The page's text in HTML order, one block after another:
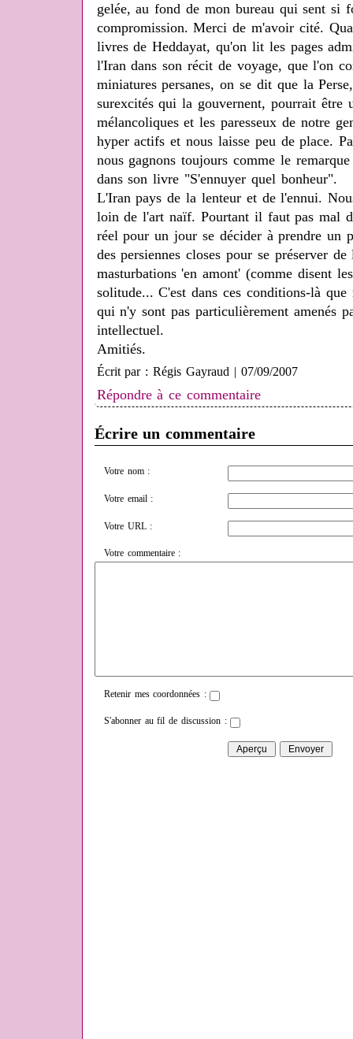
gelée, au fond de mon bureau qui sent si
compromission. Merci de m'avoir cité.
livres de Heddayat, qu'on lit les pages
l'Iran dans son récit de voyage, que l'on
miniatures persanes, on se dit que la
surexcités qui la gouvernent, pourrait être
mélancoliques et les paresseux de notre
hyper actifs et nous laisse peu de place.
nous gagnons toujours comme le
dans son livre "S'ennuyer quel bonheur".
L'Iran pays de la lenteur et de l'ennui.
loin de l'art naïf. Pourtant il faut pas mal
réel pour un jour se décider à prendre un
des persiennes closes pour se préserver
masturbations 'en amont' (comme disent
solitude... C'est dans ces conditions-là que
qui n'y sont pas particulièrement amenés
intellectuel.
Amitiés.
Écrit par : Régis Gayraud | 07/09/2007
Répondre à ce commentaire
Écrire un commentaire
Votre nom :
Votre email :
Votre URL :
Votre commentaire :
Retenir mes coordonnées :
S'abonner au fil de discussion :